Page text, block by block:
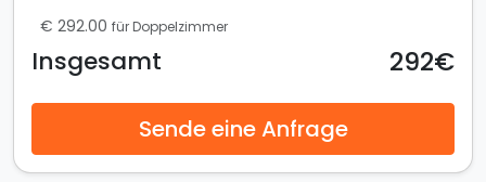
€ 292.00 für Doppelzimmer
Insgesamt 292€
Sende eine Anfrage